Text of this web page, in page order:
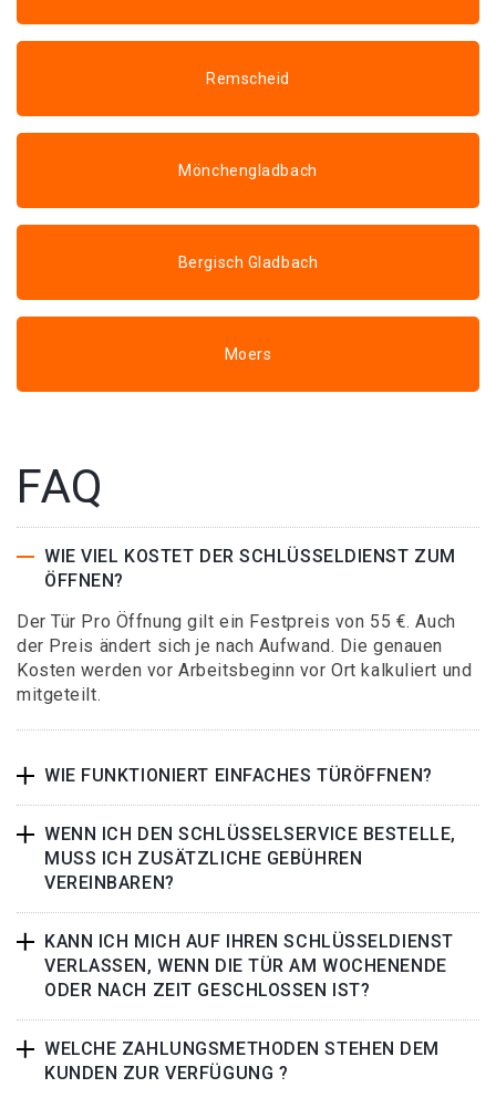
Remscheid
Mönchengladbach
Bergisch Gladbach
Moers
FAQ
WIE VIEL KOSTET DER SCHLÜSSELDIENST ZUM
ÖFFNEN?
Der Tür Pro Öffnung gilt ein Festpreis von 55 €. Auch
der Preis ändert sich je nach Aufwand. Die genauen
Kosten werden vor Arbeitsbeginn vor Ort kalkuliert und
mitgeteilt.
WIE FUNKTIONIERT EINFACHES TÜRÖFFNEN?
WENN ICH DEN SCHLÜSSELSERVICE BESTELLE,
MUSS ICH ZUSÄTZLICHE GEBÜHREN
VEREINBAREN?
KANN ICH MICH AUF IHREN SCHLÜSSELDIENST
VERLASSEN, WENN DIE TÜR AM WOCHENENDE
ODER NACH ZEIT GESCHLOSSEN IST?
WELCHE ZAHLUNGSMETHODEN STEHEN DEM
KUNDEN ZUR VERFÜGUNG ?